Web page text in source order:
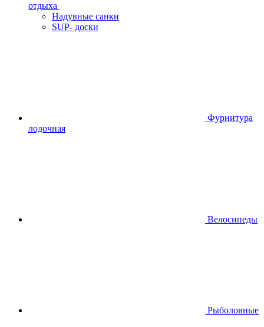
отдыха
Надувные санки
SUP- доски
Фурнитура
лодочная
Велосипеды
Рыболовные